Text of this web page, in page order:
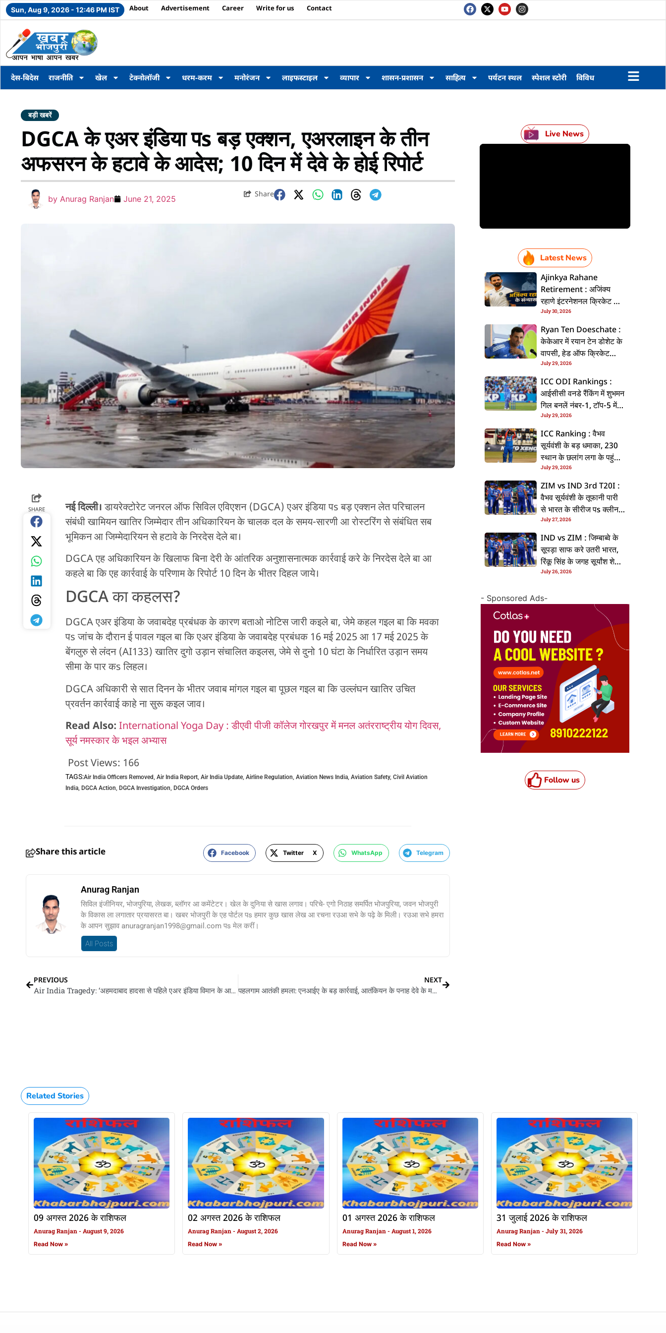
Sun, Aug 9, 2026 - 12:46 PM IST About Advertisement Career Write for us Contact
देस-बिदेस राजनीति खेल टेक्नोलॉजी धरम-करम मनोरंजन लाइफस्टाइल व्यापार शासन-प्रशासन साहित्य पर्यटन स्थल स्पेशल स्टोरी विविध
बड़ी खबरें
DGCA के एअर इंडिया पs बड़ एक्शन, एअरलाइन के तीन
अफसरन के हटावे के आदेस; 10 दिन में देवे के होई रिपोर्ट
by Anurag Ranjan June 21, 2025
Share
SHARE नई दिल्ली।डायरेक्टोरेट जनरल ऑफ सिविल एविएशन (DGCA) एअर इंडिया पs बड़ एक्शन लेत परिचालन
संबंधी खामियन खातिर जिम्मेदार तीन अधिकारियन के चालक दल के समय-सारणी आ रोस्टरिंग से संबंधित सब
भूमिकन आ जिम्मेदारियन से हटावे के निरदेस देले बा।
DGCA एह अधिकारियन के खिलाफ बिना देरी के आंतरिक अनुशासनात्मक कार्रवाई करे के निरदेस देले बा आ
कहले बा कि एह कार्रवाई के परिणाम के रिपोर्ट 10 दिन के भीतर दिहल जाये।
DGCA का कहलस?
DGCA एअर इंडिया के जवाबदेह प्रबंधक के कारण बताओ नोटिस जारी कइले बा, जेमे कहल गइल बा कि मवका
पs जांच के दौरान ई पावल गइल बा कि एअर इंडिया के जवाबदेह प्रबंधक 16 मई 2025 आ 17 मई 2025 के
बेंगलुरु से लंदन (AI133) खातिर दुगो उड़ान संचालित कइलस, जेमे से दुनो 10 घंटा के निर्धारित उड़ान समय
सीमा के पार कs लिहल।
DGCA अधिकारी से सात दिनन के भीतर जवाब मांगल गइल बा पूछल गइल बा कि उल्लंघन खातिर उचित
प्रवर्तन कार्रवाई काहे ना सुरू कइल जाव।
Read Also: International Yoga Day : डीएवी पीजी कॉलेज गोरखपुर में मनल अतंरराष्ट्रीय योग दिवस,
सूर्य नमस्कार के भइल अभ्यास
Post Views: 166
TAGS:Air India Officers Removed Air India Report, Air India Update, Airline Regulation Aviation News India, Aviation Safety, Civil Aviation
India, DGCA Action DGCA Investigation DGCA Orders
Share this article Facebook Twitter X WhatsApp Telegram
Anurag Ranjan
सिविल इंजीनियर, भोजपुरिया, लेखक, ब्लॉगर आ कमेंटेटर। खेल के दुनिया से खास लगाव। परिचे- एगो निठाह समर्पित भोजपुरिया, जवन भोजपुरी
के विकास ला लगातार प्रयासरत बा। खबर भोजपुरी के एह पोर्टल पs हमार कुछ खास लेख आ रचना रउआ सभे के पढ़े के मिली। रउआ सभे हमरा
के आपन सुझाव anuragranjan1998@gmail.com पs मेल करीं।
All Posts
PREVIOUS
Air India Tragedy: ‘अहमदाबाद हादसा से पहिले एअर इंडिया विमान के आपात बिजली प्रणाली चालू रहे’; US में आइल रिपोर्ट
NEXT
पहलगाम आतंकी हमला: एनआईए के बड़ कार्रवाई, आतंकियन के पनाह देवे के ममिला में दु लोग गिरफ्तार
Live News
Latest News
Ajinkya Rahane
Retirement : अजिंक्य
रहाणे इंटरनेशनल क्रिकेट से
ललें संन्यास, सोशल मीडिया
पs पोस्ट कs के कइलें एलान
July 30, 2026
Ryan Ten Doeschate :
केकेआर में रयान टेन डोशेट के
वापसी, हेड ऑफ क्रिकेट
स्ट्रेटजी के जिम्मेदारी संभरिहें
July 29, 2026
ICC ODI Rankings :
आईसीसी वनडे रैंकिंग में शुभमन
गिल बनलें नंबर-1, टॉप-5 में
भारत के तीन बल्लेबाज
July 29, 2026
ICC Ranking : वैभव
सूर्यवंशी के बड़ धमाका, 230
स्थान के छलांग लगा के पहुंचलें
48वां नंबर पs
July 29, 2026
ZIM vs IND 3rd T20I :
वैभव सूर्यवंशी के तूफानी पारी
से भारत के सीरीज पs क्लीन
स्वीप, जिम्बाब्वे 35 रन से
हारल
July 27, 2026
IND vs ZIM : जिम्बाब्वे के
सूपड़ा साफ करे उतरी भारत,
रिंकू सिंह के जगह सूर्यांश शेडगे
के मिल सकेला मवका
July 26, 2026
- Sponsored Ads-
Follow us
Related Stories
09 अगस्त 2026 के राशिफल
Anurag Ranjan August 9, 2026
Read Now »
02 अगस्त 2026 के राशिफल
Anurag Ranjan August 2, 2026
Read Now »
01 अगस्त 2026 के राशिफल
Anurag Ranjan August 1, 2026
Read Now »
31 जुलाई 2026 के राशिफल
Anurag Ranjan July 31, 2026
Read Now »